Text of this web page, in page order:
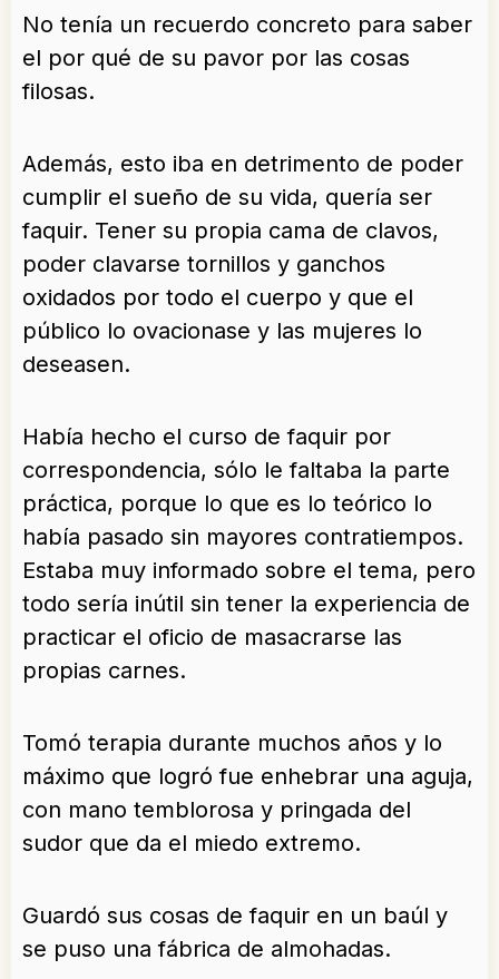
No tenía un recuerdo concreto para saber
el por qué de su pavor por las cosas
filosas.
Además, esto iba en detrimento de poder
cumplir el sueño de su vida, quería ser
faquir. Tener su propia cama de clavos,
poder clavarse tornillos y ganchos
oxidados por todo el cuerpo y que el
público lo ovacionase y las mujeres lo
deseasen.
Había hecho el curso de faquir por
correspondencia, sólo le faltaba la parte
práctica, porque lo que es lo teórico lo
había pasado sin mayores contratiempos.
Estaba muy informado sobre el tema, pero
todo sería inútil sin tener la experiencia de
practicar el oficio de masacrarse las
propias carnes.
Tomó terapia durante muchos años y lo
máximo que logró fue enhebrar una aguja,
con mano temblorosa y pringada del
sudor que da el miedo extremo.
Guardó sus cosas de faquir en un baúl y
se puso una fábrica de almohadas.